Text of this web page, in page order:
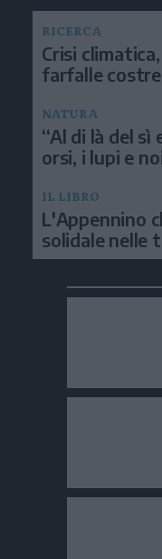
RICERCA
Crisi
farfalle
NATURA
“Al di là del sì
orsi, i lupi e
IL LIBRO
L'Appennino
solidale nelle